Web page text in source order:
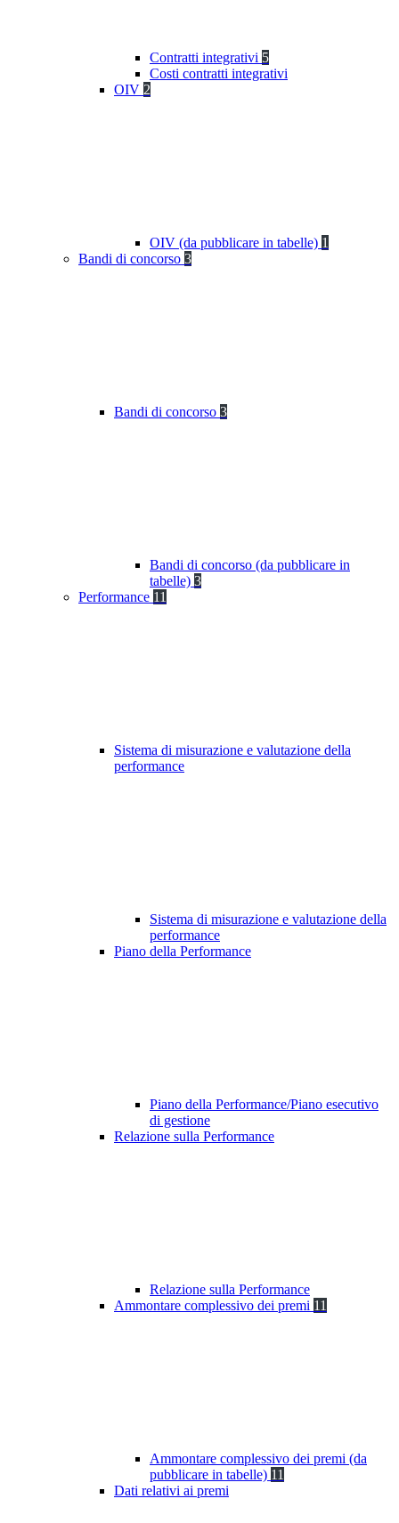
Contratti integrativi 5
Costi contratti integrativi
OIV 2
OIV (da pubblicare in tabelle) 1
Bandi di concorso 3
Bandi di concorso 3
Bandi di concorso (da pubblicare in
tabelle) 3
Performance 11
Sistema di misurazione e valutazione della
performance
Sistema di misurazione e valutazione della
performance
Piano della Performance
Piano della Performance/Piano esecutivo
di gestione
Relazione sulla Performance
Relazione sulla Performance
Ammontare complessivo dei premi 11
Ammontare complessivo dei premi (da
pubblicare in tabelle) 11
Dati relativi ai premi